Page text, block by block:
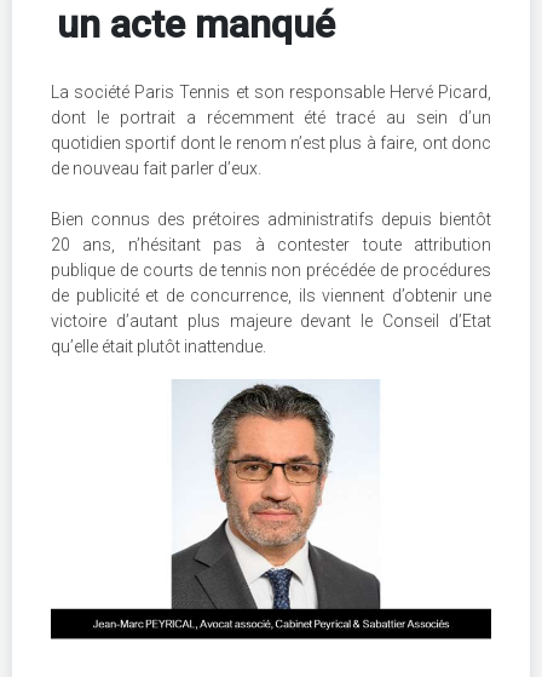
un acte manqué
La société Paris Tennis et son responsable Hervé Picard,
dont le portrait a récemment été tracé au sein d’un
quotidien sportif dont le renom n’est plus à faire, ont donc
de nouveau fait parler d’eux.
Bien connus des prétoires administratifs depuis bientôt
20 ans, n’hésitant pas à contester toute attribution
publique de courts de tennis non précédée de procédures
de publicité et de concurrence, ils viennent d’obtenir une
victoire d’autant plus majeure devant le Conseil d’Etat
qu’elle était plutôt inattendue.